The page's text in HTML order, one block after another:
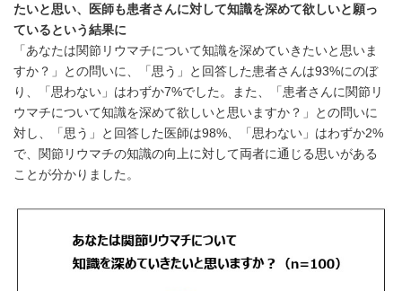
たいと思い、医師も患者さんに対して知識を深めて欲しいと願っ
ているという結果に
「あなたは関節リウマチについて知識を深めていきたいと思いま
すか？」との問いに、「思う」と回答した患者さんは93%にのぼ
り、「思わない」はわずか7%でした。また、「患者さんに関節リ
ウマチについて知識を深めて欲しいと思いますか？」との問いに
対し、「思う」と回答した医師は98%、「思わない」はわずか2%
で、関節リウマチの知識の向上に対して両者に通じる思いがある
ことが分かりました。